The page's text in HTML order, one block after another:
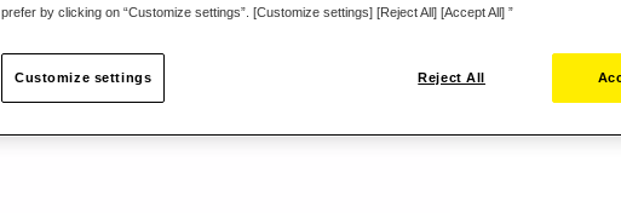
distintos
Te encantará
de pasajeros
respuesta,
componentes
Lista de
Sea el
prefer by clicking on “Customize settings”. [Customize settings] [Reject All] [Accept All] ”
Reject All
Customize settings